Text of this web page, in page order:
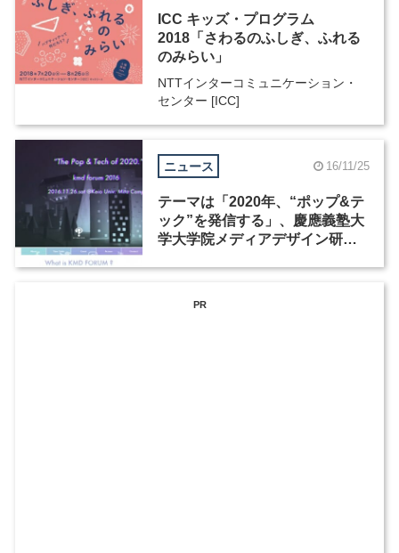
ICC キッズ・プログラム
2018「さわるのふしぎ、ふれる
のみらい」
NTTインターコミュニケーション・
センター [ICC]
ニュース 16/11/25
テーマは「2020年、“ポップ&テ
ック”を発信する」、慶應義塾大
学大学院メディアデザイン研究
PR